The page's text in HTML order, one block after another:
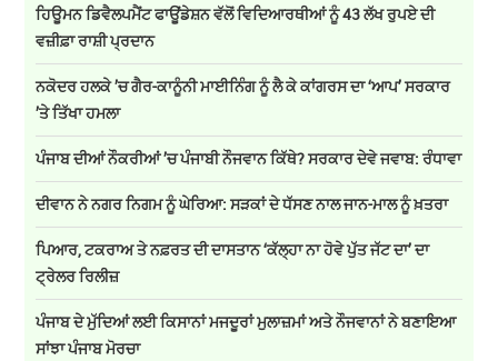
ਹਿਊਮਨ ਡਿਵੈਲਪਮੈਂਟ ਫਾਊਂਡੇਸ਼ਨ ਵੱਲੋਂ ਵਿਦਿਆਰਥੀਆਂ ਨੂੰ 43 ਲੱਖ ਰੁਪਏ ਦੀ
ਵਜ਼ੀਫ਼ਾ ਰਾਸ਼ੀ ਪ੍ਰਦਾਨ
ਨਕੋਦਰ ਹਲਕੇ ’ਚ ਗੈਰ-ਕਾਨੂੰਨੀ ਮਾਈਨਿੰਗ ਨੂੰ ਲੈ ਕੇ ਕਾਂਗਰਸ ਦਾ ‘ਆਪ’ ਸਰਕਾਰ
’ਤੇ ਤਿੱਖਾ ਹਮਲਾ
ਪੰਜਾਬ ਦੀਆਂ ਨੌਕਰੀਆਂ ’ਚ ਪੰਜਾਬੀ ਨੌਜਵਾਨ ਕਿੱਥੇ? ਸਰਕਾਰ ਦੇਵੇ ਜਵਾਬ: ਰੰਧਾਵਾ
ਦੀਵਾਨ ਨੇ ਨਗਰ ਨਿਗਮ ਨੂੰ ਘੇਰਿਆ: ਸੜਕਾਂ ਦੇ ਧੱਸਣ ਨਾਲ ਜਾਨ-ਮਾਲ ਨੂੰ ਖ਼ਤਰਾ
ਪਿਆਰ, ਟਕਰਾਅ ਤੇ ਨਫ਼ਰਤ ਦੀ ਦਾਸਤਾਨ ‘ਕੱਲ੍ਹਾ ਨਾ ਹੋਵੇ ਪੁੱਤ ਜੱਟ ਦਾ’ ਦਾ
ਟ੍ਰੇਲਰ ਰਿਲੀਜ਼
ਪੰਜਾਬ ਦੇ ਮੁੱਦਿਆਂ ਲਈ ਕਿਸਾਨਾਂ ਮਜਦੂਰਾਂ ਮੁਲਾਜ਼ਮਾਂ ਅਤੇ ਨੌਜਵਾਨਾਂ ਨੇ ਬਣਾਇਆ
ਸਾਂਝਾ ਪੰਜਾਬ ਮੋਰਚਾ